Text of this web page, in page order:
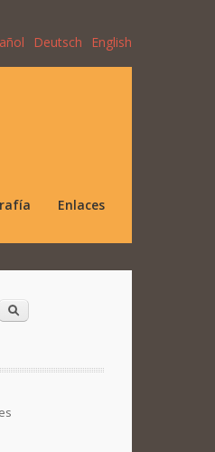
Deutsch English
Enlaces
Buscar